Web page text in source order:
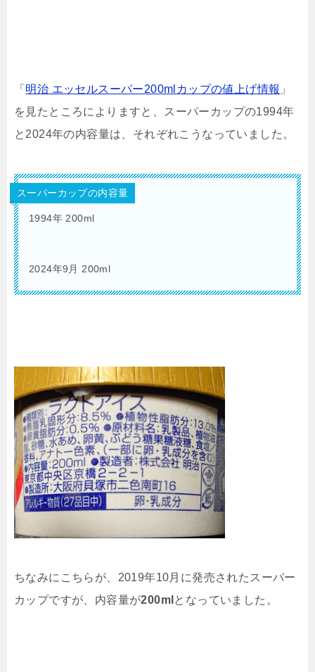
「 明治 エッセルスーパー200mlカップの値上げ情報 」
を見たところによりますと、スーパーカップの1994年
と2024年の内容量は、それぞれこうなっていました。
スーパーカップの内容量
1994年 200ml
2024年9月 200ml
ちなみにこちらが、2019年10月に発売されたスーパー
カップですが、内容量が200ml となっていました。